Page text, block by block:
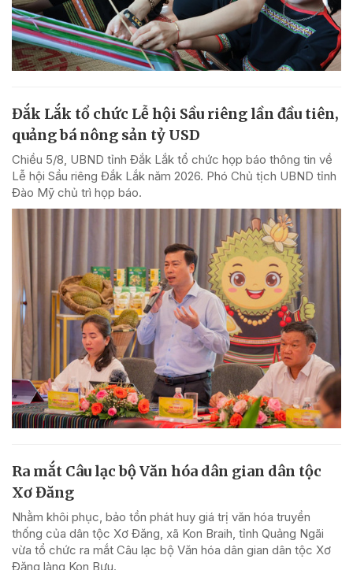
Đắk Lắk tổ chức Lễ hội Sầu riêng lần đầu tiên,
quảng bá nông sản tỷ USD
Chiều 5/8, UBND tỉnh Đắk Lắk tổ chức họp báo thông tin về
Lễ hội Sầu riêng Đắk Lắk năm 2026. Phó Chủ tịch UBND tỉnh
Đào Mỹ chủ trì họp báo.
Ra mắt Câu lạc bộ Văn hóa dân gian dân tộc
Xơ Đăng
Nhằm khôi phục, bảo tồn phát huy giá trị văn hóa truyền
thống của dân tộc Xơ Đăng, xã Kon Braih, tỉnh Quảng Ngãi
vừa tổ chức ra mắt Câu lạc bộ Văn hóa dân gian dân tộc Xơ
Đăng làng Kon Bưu.